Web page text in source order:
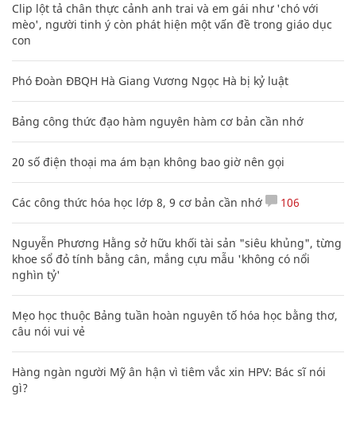
Clip lột tả chân thực cảnh anh trai và em gái như 'chó với
mèo', người tinh ý còn phát hiện một vấn đề trong giáo dục
con
Phó Đoàn ĐBQH Hà Giang Vương Ngọc Hà bị kỷ luật
Bảng công thức đạo hàm nguyên hàm cơ bản cần nhớ
20 số điện thoại ma ám bạn không bao giờ nên gọi
Các công thức hóa học lớp 8, 9 cơ bản cần nhớ 106
Nguyễn Phương Hằng sở hữu khối tài sản "siêu khủng", từng
khoe sổ đỏ tính bằng cân, mắng cựu mẫu 'không có nổi
nghìn tỷ'
Mẹo học thuộc Bảng tuần hoàn nguyên tố hóa học bằng thơ,
câu nói vui vẻ
Hàng ngàn người Mỹ ân hận vì tiêm vắc xin HPV: Bác sĩ nói
gì?